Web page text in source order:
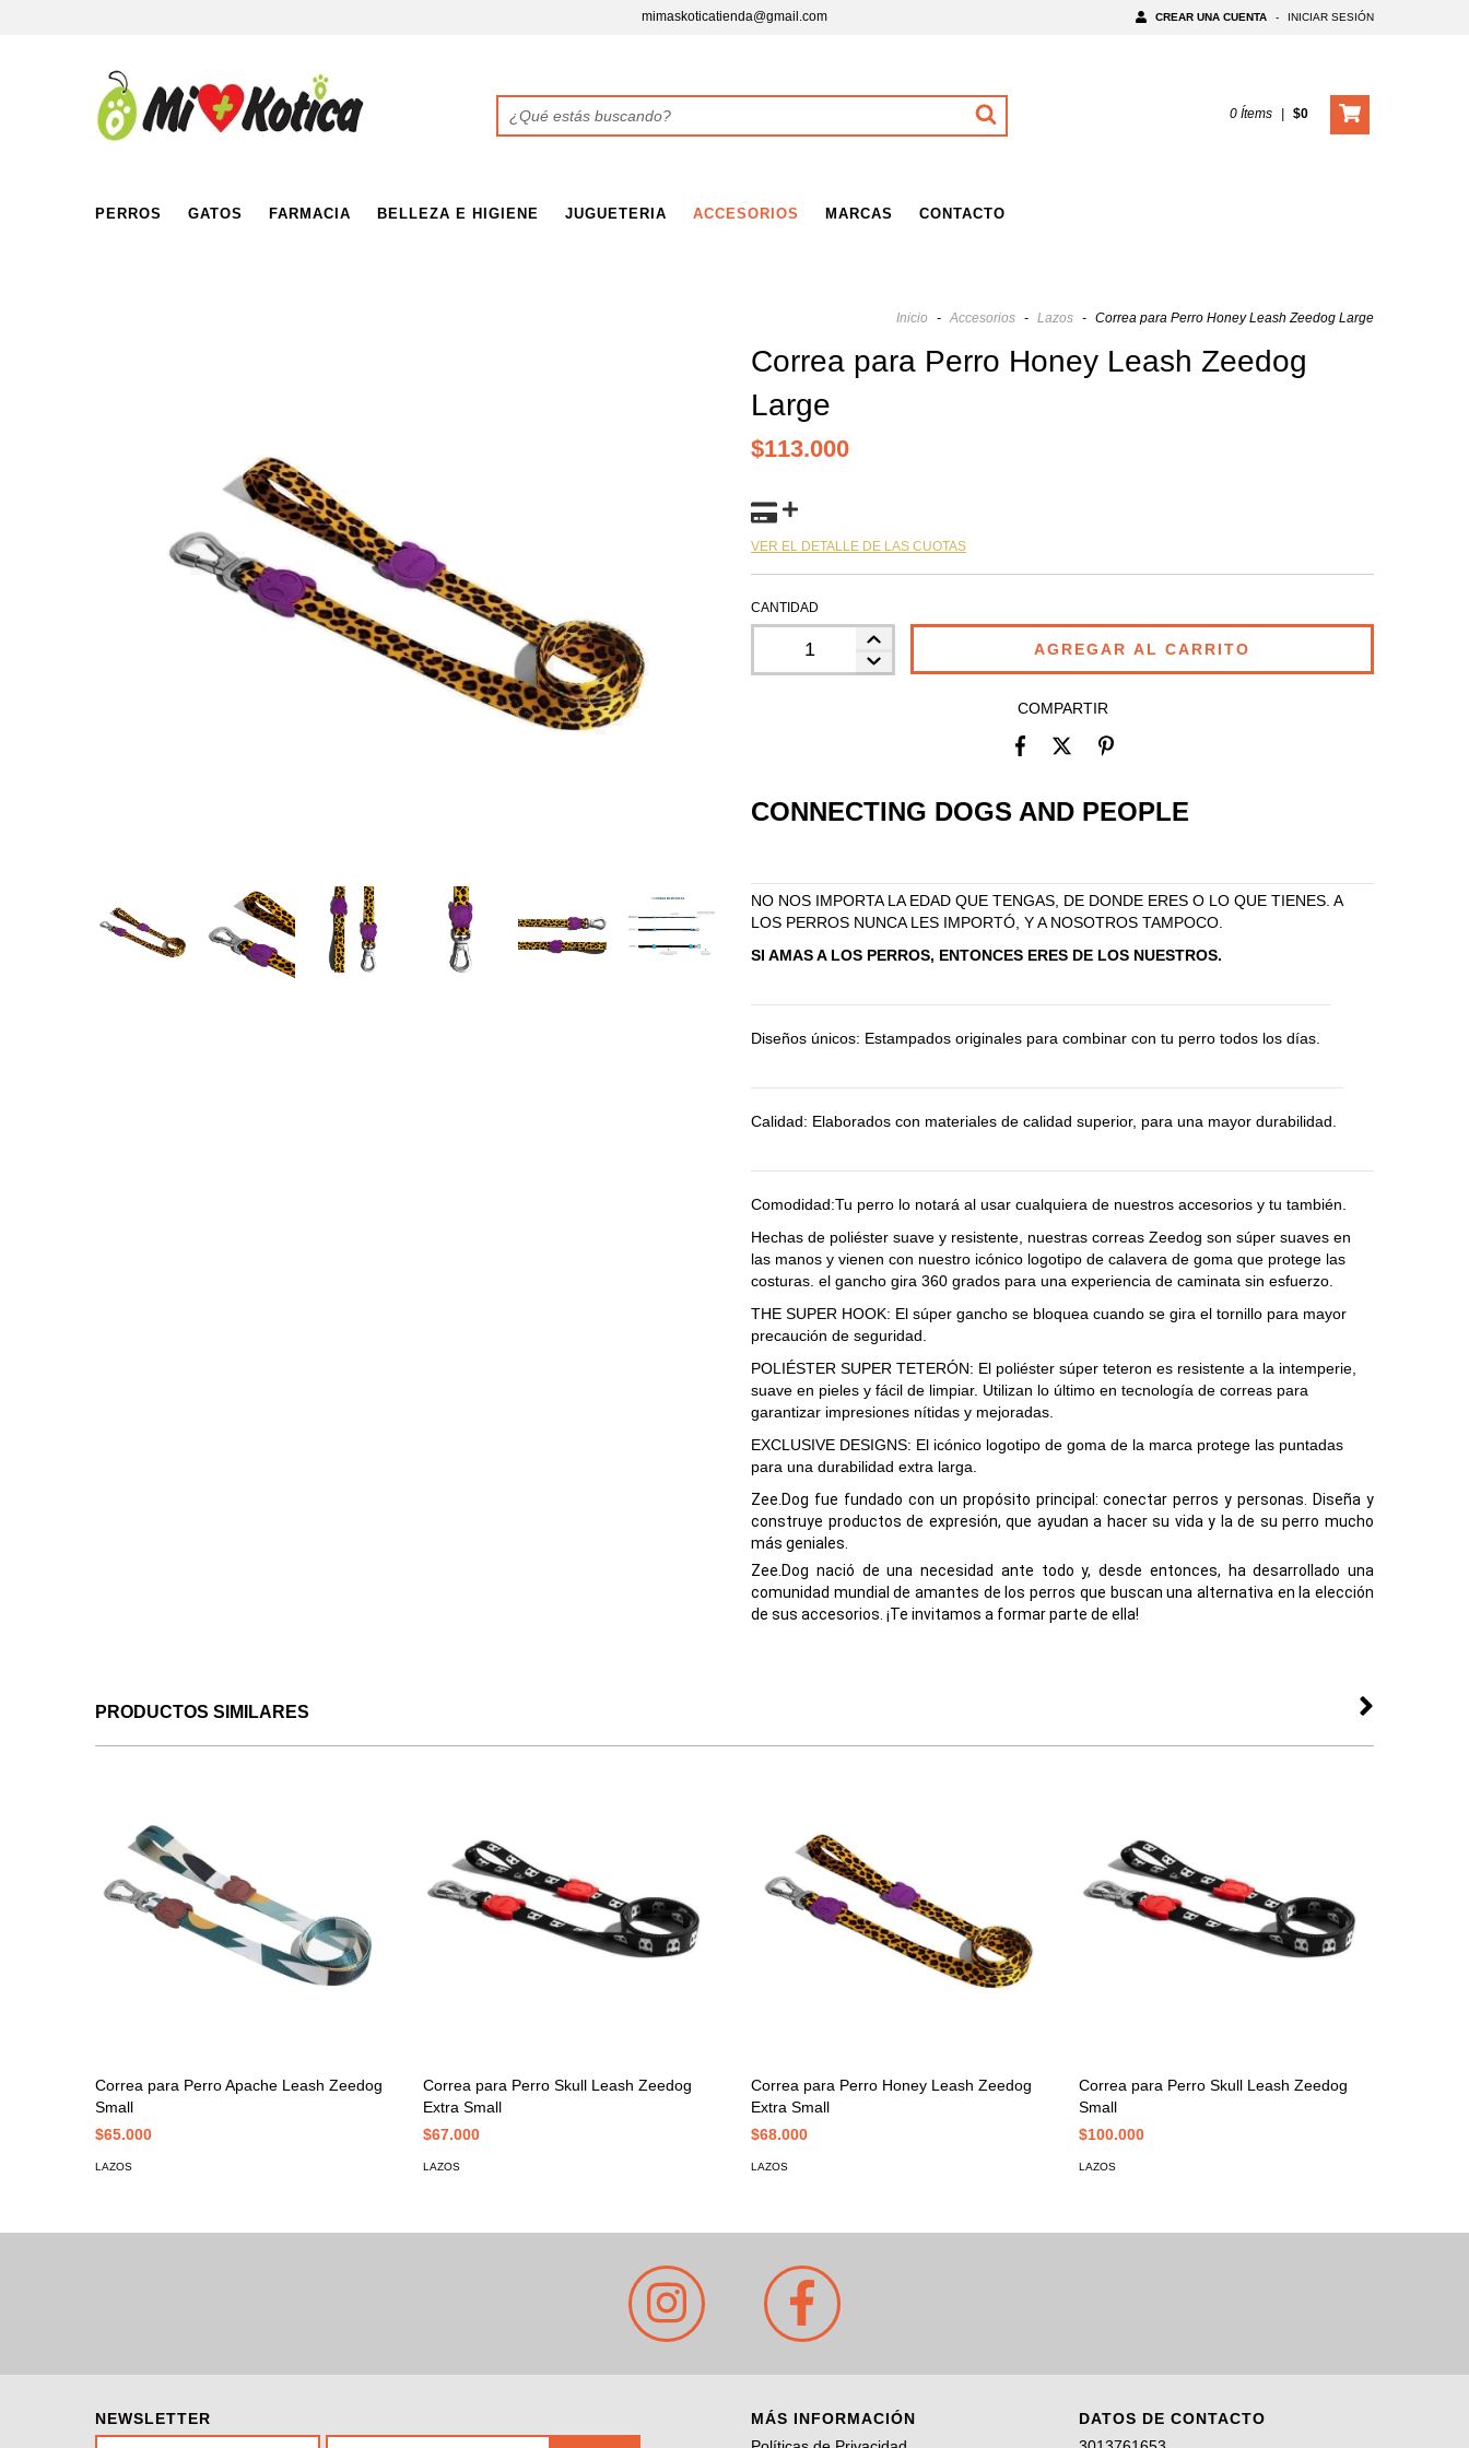
mimaskoticatienda@gmail.com CREAR UNA CUENTA - INICIAR SESIÓN
0Ítems | $0
PERROS GATOS FARMACIA BELLEZA E HIGIENE JUGUETERIA ACCESORIOS MARCAS CONTACTO
Inicio - Accesorios - Lazos - Correa para Perro Honey Leash Zeedog Large
Correa para Perro Honey Leash Zeedog
Large
$113.000
VER EL DETALLE DE LAS CUOTAS
CANTIDAD
COMPARTIR
CONNECTING DOGS AND PEOPLE
NO NOS IMPORTA LA EDAD QUE TENGAS, DE DONDE ERES O LO QUE TIENES. A
LOS PERROS NUNCA LES IMPORTÓ, Y A NOSOTROS TAMPOCO.
SI AMAS A LOS PERROS, ENTONCES ERES DE LOS NUESTROS.
Diseños únicos: Estampados originales para combinar con tu perro todos los días.
Calidad: Elaborados con materiales de calidad superior, para una mayor durabilidad.
Comodidad:Tu perro lo notará al usar cualquiera de nuestros accesorios y tu también.
Hechas de poliéster suave y resistente, nuestras correas Zeedog son súper suaves en
las manos y vienen con nuestro icónico logotipo de calavera de goma que protege las
costuras. el gancho gira 360 grados para una experiencia de caminata sin esfuerzo.
THE SUPER HOOK: El súper gancho se bloquea cuando se gira el tornillo para mayor
precaución de seguridad.
POLIÉSTER SUPER TETERÓN: El poliéster súper teteron es resistente a la intemperie,
suave en pieles y fácil de limpiar. Utilizan lo último en tecnología de correas para
garantizar impresiones nítidas y mejoradas.
EXCLUSIVE DESIGNS: El icónico logotipo de goma de la marca protege las puntadas
para una durabilidad extra larga.
Zee.Dog fue fundado con un propósito principal: conectar perros y personas. Diseña y
construye productos de expresión, que ayudan a hacer su vida y la de su perro mucho
más geniales.
Zee.Dog nació de una necesidad ante todo y, desde entonces, ha desarrollado una
comunidad mundial de amantes de los perros que buscan una alternativa en la elección
de sus accesorios. ¡Te invitamos a formar parte de ella!
PRODUCTOS SIMILARES
Correa para Perro Apache Leash Zeedog
Small
$65.000
LAZOS
Correa para Perro Skull Leash Zeedog
Extra Small
$67.000
LAZOS
Correa para Perro Honey Leash Zeedog
Extra Small
$68.000
LAZOS
Correa para Perro Skull Leash Zeedog
Small
$100.000
LAZOS
NEWSLETTER
MÁS INFORMACIÓN
DATOS DE CONTACTO